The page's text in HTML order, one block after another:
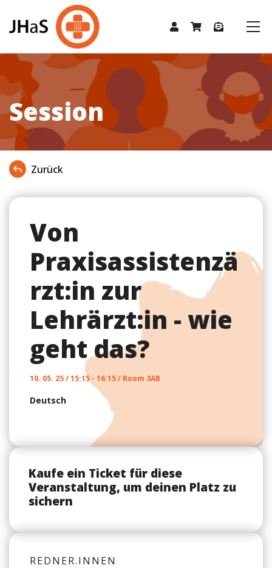
Session
Zurück
Von
Praxisassistenzä
rzt:in zur
Lehrärzt:in - wie
geht das?
10. 05. 25 / 15:15 - 16:15 / Room 3AB
Deutsch
Kaufe ein Ticket für diese
Veranstaltung, um deinen Platz zu
sichern
REDNER.INNEN